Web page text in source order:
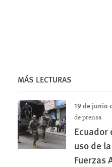
MÁS LECTURAS
19 de junio
de prensa
uso de
Fuerzas